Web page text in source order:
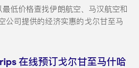
低价格查找伊朗航空、马汉航空和
公司提供的经济实惠的戈尔甘至马
在线预订戈尔甘至马什哈